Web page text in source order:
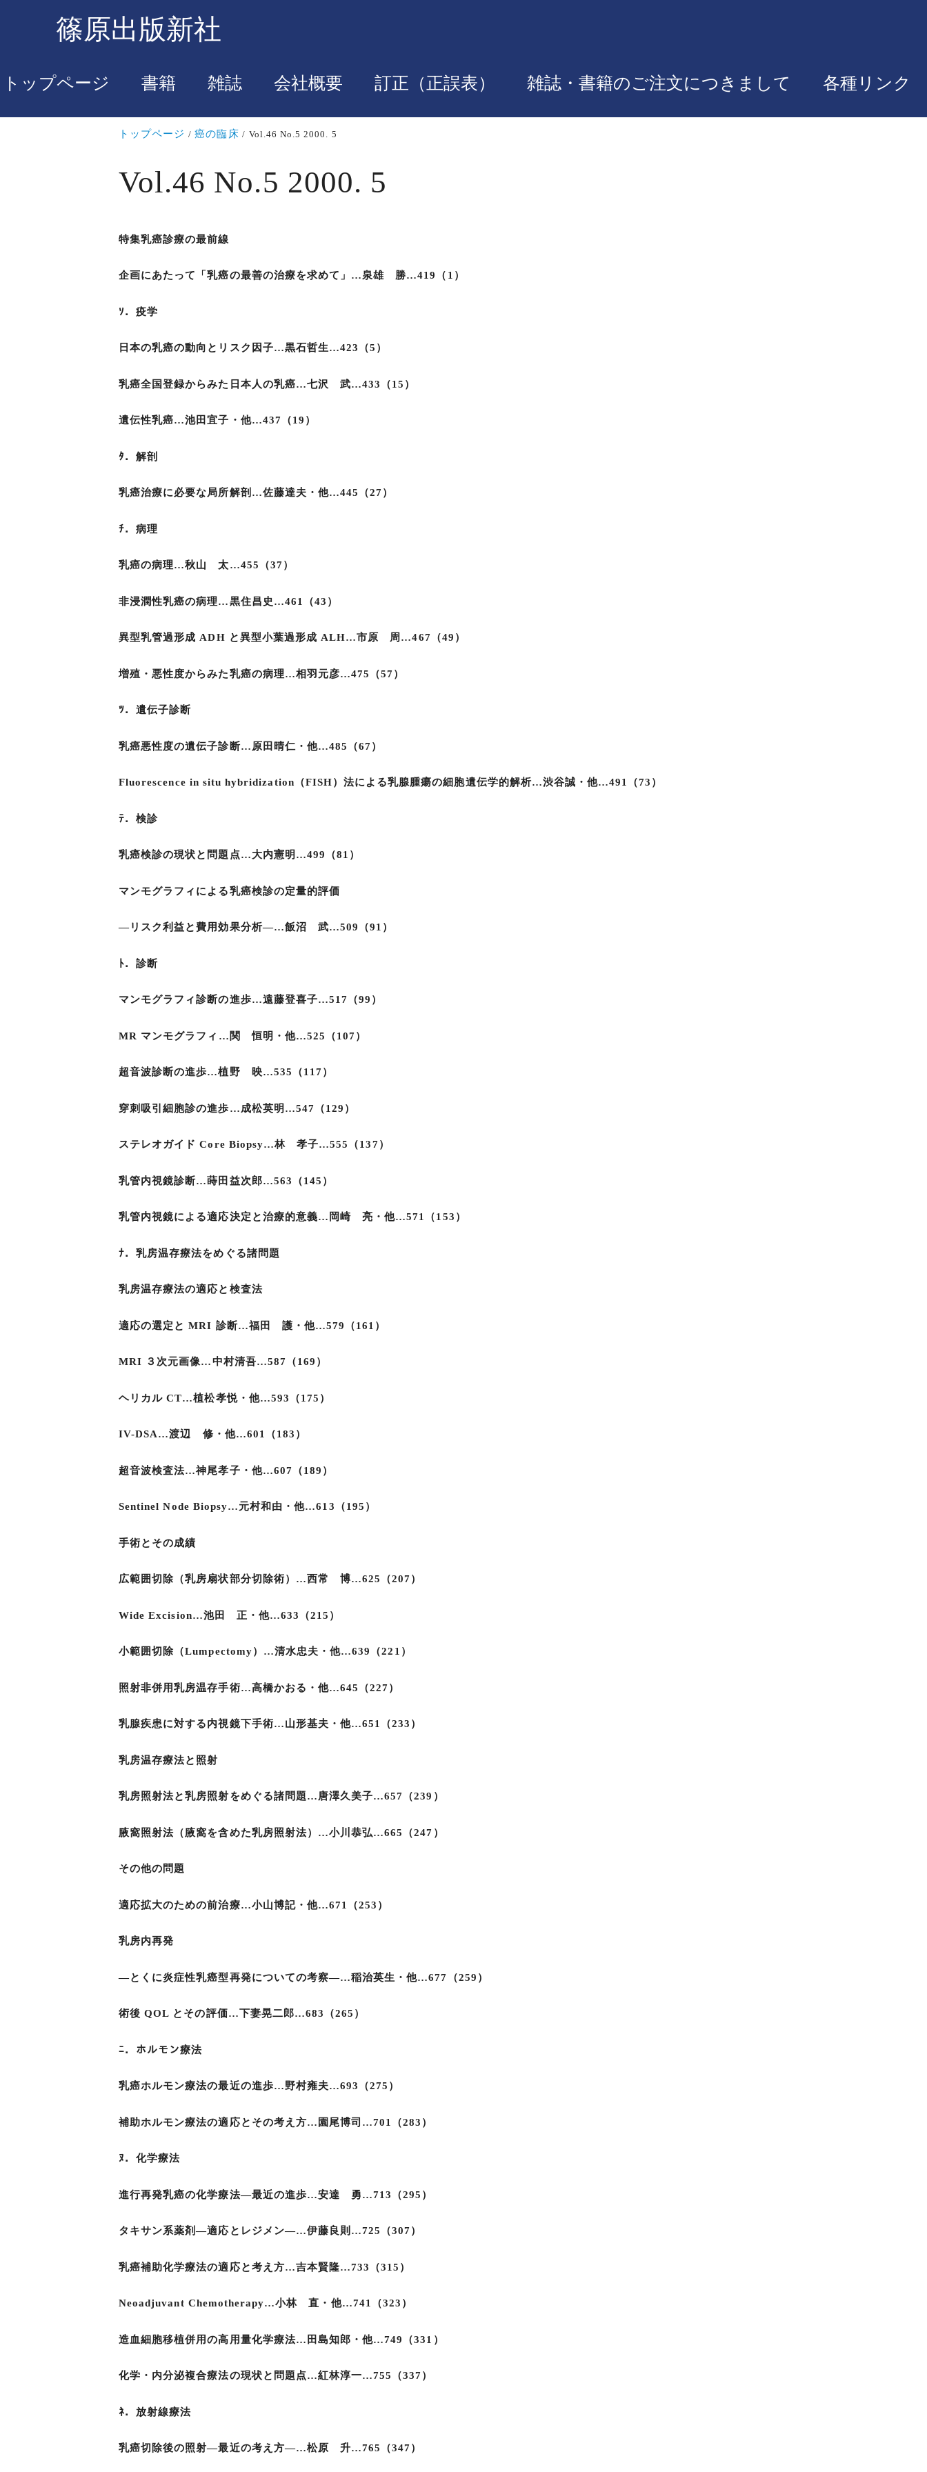
篠原出版新社
トップページ 書籍 雑誌 会社概要 訂正（正誤表） 雑誌・書籍のご注文につきまして 各種リンク
トップページ 癌の臨床 Vol.46 No.5 2000. 5
Vol.46 No.5 2000. 5
特集乳癌診療の最前線
企画にあたって「乳癌の最善の治療を求めて」…泉雄 勝…419（1）
ｿ．疫学
日本の乳癌の動向とリスク因子…黒石哲生…423（5）
乳癌全国登録からみた日本人の乳癌…七沢 武…433（15）
遺伝性乳癌…池田宜子・他…437（19）
ﾀ．解剖
乳癌治療に必要な局所解剖…佐藤達夫・他…445（27）
ﾁ．病理
乳癌の病理…秋山 太…455（37）
非浸潤性乳癌の病理…黒住昌史…461（43）
異型乳管過形成 ADH と異型小葉過形成 ALH…市原 周…467（49）
増殖・悪性度からみた乳癌の病理…相羽元彦…475（57）
ﾂ．遺伝子診断
乳癌悪性度の遺伝子診断…原田晴仁・他…485（67）
Fluorescence in situ hybridization（FISH）法による乳腺腫瘍の細胞遺伝学的解析…渋谷誠・他…491（73）
ﾃ．検診
乳癌検診の現状と問題点…大内憲明…499（81）
マンモグラフィによる乳癌検診の定量的評価
―リスク利益と費用効果分析―…飯沼 武…509（91）
ﾄ．診断
マンモグラフィ診断の進歩…遠藤登喜子…517（99）
MR マンモグラフィ…関 恒明・他…525（107）
超音波診断の進歩…植野 映…535（117）
穿刺吸引細胞診の進歩…成松英明…547（129）
ステレオガイド Core Biopsy…林 孝子…555（137）
乳管内視鏡診断…蒔田益次郎…563（145）
乳管内視鏡による適応決定と治療的意義…岡崎 亮・他…571（153）
ﾅ．乳房温存療法をめぐる諸問題
乳房温存療法の適応と検査法
適応の選定と MRI 診断…福田 護・他…579（161）
MRI ３次元画像…中村清吾…587（169）
ヘリカル CT…植松孝悦・他…593（175）
IV-DSA…渡辺 修・他…601（183）
超音波検査法…神尾孝子・他…607（189）
Sentinel Node Biopsy…元村和由・他…613（195）
手術とその成績
広範囲切除（乳房扇状部分切除術）…西常 博…625（207）
Wide Excision…池田 正・他…633（215）
小範囲切除（Lumpectomy）…清水忠夫・他…639（221）
照射非併用乳房温存手術…高橋かおる・他…645（227）
乳腺疾患に対する内視鏡下手術…山形基夫・他…651（233）
乳房温存療法と照射
乳房照射法と乳房照射をめぐる諸問題…唐澤久美子…657（239）
腋窩照射法（腋窩を含めた乳房照射法）…小川恭弘…665（247）
その他の問題
適応拡大のための前治療…小山博記・他…671（253）
乳房内再発
―とくに炎症性乳癌型再発についての考察―…稲治英生・他…677（259）
術後 QOL とその評価…下妻晃二郎…683（265）
ﾆ．ホルモン療法
乳癌ホルモン療法の最近の進歩…野村雍夫…693（275）
補助ホルモン療法の適応とその考え方…園尾博司…701（283）
ﾇ．化学療法
進行再発乳癌の化学療法―最近の進歩…安達 勇…713（295）
タキサン系薬剤―適応とレジメン―…伊藤良則…725（307）
乳癌補助化学療法の適応と考え方…吉本賢隆…733（315）
Neoadjuvant Chemotherapy…小林 直・他…741（323）
造血細胞移植併用の高用量化学療法…田島知郎・他…749（331）
化学・内分泌複合療法の現状と問題点…紅林淳一…755（337）
ﾈ．放射線療法
乳癌切除後の照射―最近の考え方―…松原 升…765（347）